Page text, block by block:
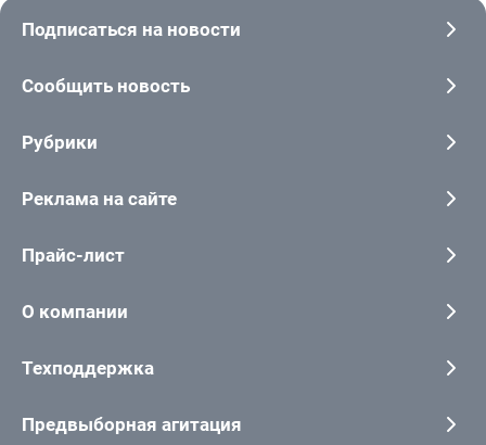
Подписаться на новости
Сообщить новость
Рубрики
Реклама на сайте
Прайс-лист
О компании
Техподдержка
Предвыборная агитация